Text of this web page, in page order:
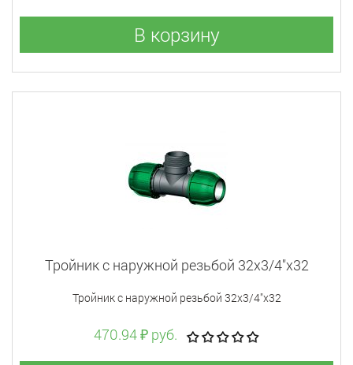
В корзину
Тройник с наружной резьбой 32x3/4"x32
Тройник с наружной резьбой 32x3/4"x32
470.94 ₽ руб.